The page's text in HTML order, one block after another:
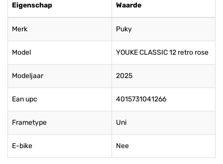
Eigenschap Waarde
Merk Puky
Model YOUKE CLASSIC 12 retro rose
Modeljaar 2025
Ean upc 4015731041266
Frametype Uni
E-bike Nee